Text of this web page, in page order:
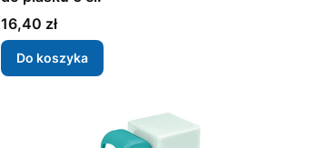
Cena
16,40 zł
Do koszyka